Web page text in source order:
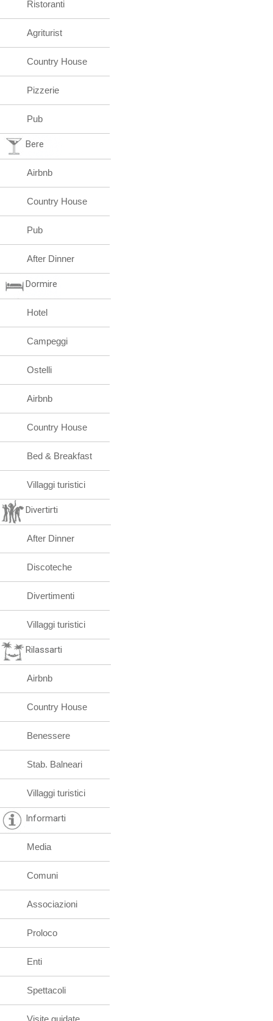
Ristoranti
Agriturist
Country House
Pizzerie
Pub
Bere
Airbnb
Country House
Pub
After Dinner
Dormire
Hotel
Campeggi
Ostelli
Airbnb
Country House
Bed & Breakfast
Villaggi turistici
Divertirti
After Dinner
Discoteche
Divertimenti
Villaggi turistici
Rilassarti
Airbnb
Country House
Benessere
Stab. Balneari
Villaggi turistici
Informarti
Media
Comuni
Associazioni
Proloco
Enti
Spettacoli
Visite guidate